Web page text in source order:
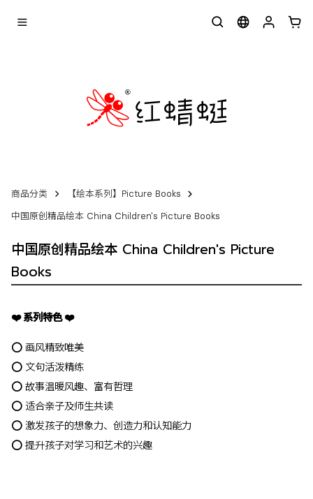
商品分类
【绘本系列】Picture Books
中国原创精品绘本 China Children's Picture Books
中国原创精品绘本 China Children's Picture
Books
❤️ 系列特色 ❤️
⭕️ 画风精致唯美
⭕️ 文句活泼精练
⭕️ 故事温暖风趣、富有哲理
⭕️ 适合亲子及师生共读
⭕️ 激发孩子的想象力、创造力和认知能力
⭕️ 提升孩子对学习和艺术的兴趣